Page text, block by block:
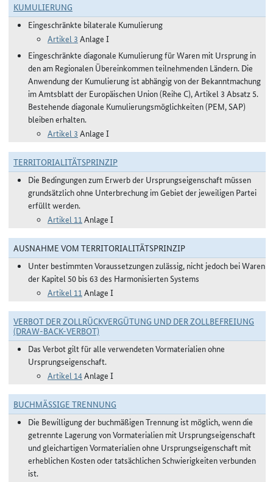
KUMULIERUNG
Eingeschränkte bilaterale Kumulierung
Artikel 3 Anlage I
Eingeschränkte diagonale Kumulierung für Waren mit Ursprung in
den am Regionalen Übereinkommen teilnehmenden Ländern. Die
Anwendung der Kumulierung ist abhängig von der Bekanntmachung
im Amtsblatt der Europäischen Union (Reihe C), Artikel 3 Absatz 5.
Bestehende diagonale Kumulierungsmöglichkeiten (PEM, SAP)
bleiben erhalten.
Artikel 3 Anlage I
TERRITORIALITÄTSPRINZIP
Die Bedingungen zum Erwerb der Ursprungseigenschaft müssen
grundsätzlich ohne Unterbrechung im Gebiet der jeweiligen Partei
erfüllt werden.
Artikel 11Anlage I
AUSNAHME VOM TERRITORIALITÄTSPRINZIP
Unter bestimmten Voraussetzungen zulässig, nicht jedoch bei Waren
der Kapitel 50 bis 63 des Harmonisierten Systems
Artikel 11Anlage I
VERBOT DER ZOLLRÜCKVERGÜTUNG UND DER ZOLLBEFREIUNG
(DRAW-BACK-VERBOT)
Das Verbot gilt für alle verwendeten Vormaterialien ohne
Ursprungseigenschaft.
Artikel 14Anlage I
BUCHMÄSSIGE TRENNUNG
Die Bewilligung der buchmäßigen Trennung ist möglich, wenn die
getrennte Lagerung von Vormaterialien mit Ursprungseigenschaft
und gleichartigen Vormaterialien ohne Ursprungseigenschaft mit
erheblichen Kosten oder tatsächlichen Schwierigkeiten verbunden
ist.